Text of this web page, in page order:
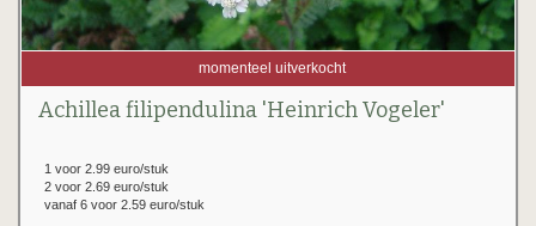
momenteel uitverkocht
Achillea filipendulina 'Heinrich Vogeler'
1 voor 2.99 euro/stuk
2 voor 2.69 euro/stuk
vanaf 6 voor 2.59 euro/stuk